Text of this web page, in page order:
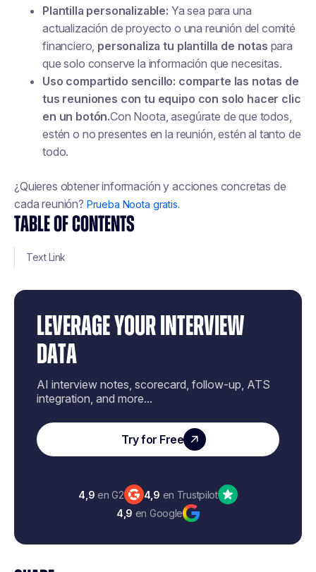
TABLE OF CONTENTS
Text Link
LEVERAGE YOUR INTERVIEW
DATA
AI interview notes, scorecard, follow-up, ATS
integration, and more...
Try for Free
4,9 en G2 4,9 en Trustpilot
4,9 en Google
Plantilla personalizable: Ya sea para una
actualización de proyecto o una reunión del comité
financiero, personaliza tu plantilla de notas para
que solo conserve la información que necesitas.
Uso compartido sencillo: comparte las notas de
tus reuniones con tu equipo con solo hacer clic
en un botón.Con Noota, asegúrate de que todos,
estén o no presentes en la reunión, estén al tanto de
todo.
¿Quieres obtener información y acciones concretas de
cada reunión? Prueba Noota gratis.